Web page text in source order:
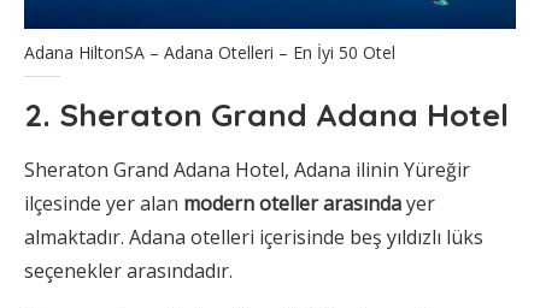
Adana HiltonSA – Adana Otelleri – En İyi 50 Otel
2. Sheraton Grand Adana Hotel
Sheraton Grand Adana Hotel, Adana ilinin Yüreğir
ilçesinde yer alan modern oteller arasındayer
almaktadır. Adana otelleri içerisinde beş yıldızlı lüks
seçenekler arasındadır.